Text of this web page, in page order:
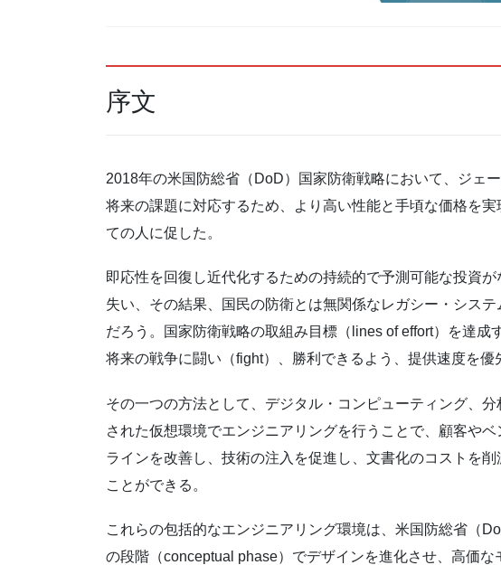
序文
2018年の米国防総省（DoD）国家防衛戦略において、ジェ
将来の課題に対応するため、より高い性能と手頃な価格を
ての人に促した。
即応性を回復し近代化するための持続的で予測可能な投資
失い、その結果、国民の防衛とは無関係なレガシー・シス
だろう。国家防衛戦略の取組み目標（lines of effort）を達成
将来の戦争に闘い（fight）、勝利できるよう、提供速度を優
その一つの方法として、デジタル・コンピューティング、
された仮想環境でエンジニアリングを行うことで、顧客や
ラインを改善し、技術の注入を促進し、文書化のコストを
ことができる。
これらの包括的なエンジニアリング環境は、米国防総省（
の段階（conceptual phase）でデザインを進化させ、高価